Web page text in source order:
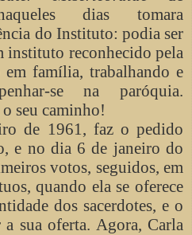
dias tomara
do Instituto: podia ser
instituto reconhecido pela
em família, trabalhando e
se na paróquia.
seu caminho!
de 1961, faz o pedido
e no dia 6 de janeiro do
votos, seguidos, em
quando ela se oferece
dos sacerdotes, e o
a sua oferta. Agora, Carla